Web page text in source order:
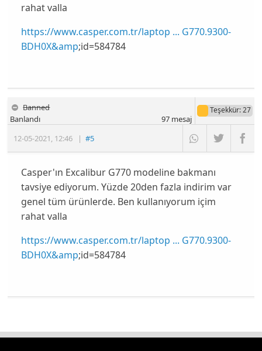
rahat valla
https://www.casper.com.tr/laptop ... G770.9300-
BDH0X&amp;id=584784
Banned
12-05-2021, 12:46 |#5
Banlandı
Teşekkür: 27
97mesaj
Casper'ın Excalibur G770 modeline bakmanı
tavsiye ediyorum. Yüzde 20den fazla indirim var
genel tüm ürünlerde. Ben kullanıyorum içim
rahat valla
https://www.casper.com.tr/laptop ... G770.9300-
BDH0X&amp;id=584784